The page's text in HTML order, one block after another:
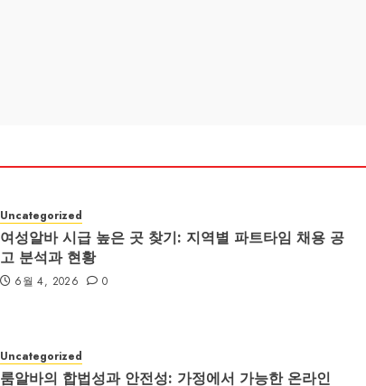
Uncategorized
여성알바 시급 높은 곳 찾기: 지역별 파트타임 채용 공
고 분석과 현황
6월 4, 2026 0
Uncategorized
룸알바의 합법성과 안전성: 가정에서 가능한 온라인